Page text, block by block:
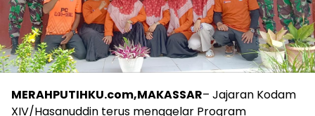
MERAHPUTIHKU.com,MAKASSAR– Jajaran Kodam
XIV/Hasanuddin terus menggelar Program